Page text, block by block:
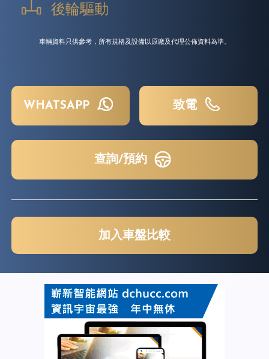
後輪驅動
車輛資料只供參考，所有規格及設備以原廠及代理公佈資料為準。
WHATSAPP 致電
查詢/預約
加入車盤比較